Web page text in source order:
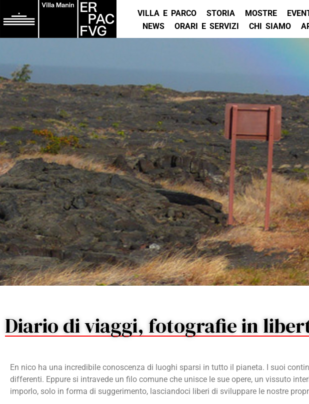
VILLA E PARCO STORIA MOSTRE
NEWS
ORARI E SERVIZI CHI SIAMO
Diario di viaggi, fotografie in
En nico ha una incredibile conoscenza di luoghi sparsi in tutto il pianeta. I suoi
differenti. Eppure si intravede un filo comune che unisce le sue opere, un vissuto
imporlo, solo in forma di suggerimento, lasciandoci liberi di sviluppare le nostre